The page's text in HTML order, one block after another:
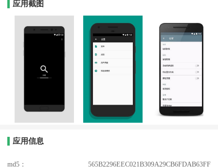
应用截图
应用信息
md5： 565B2296EEC021B309A29CB6FDAB63FF